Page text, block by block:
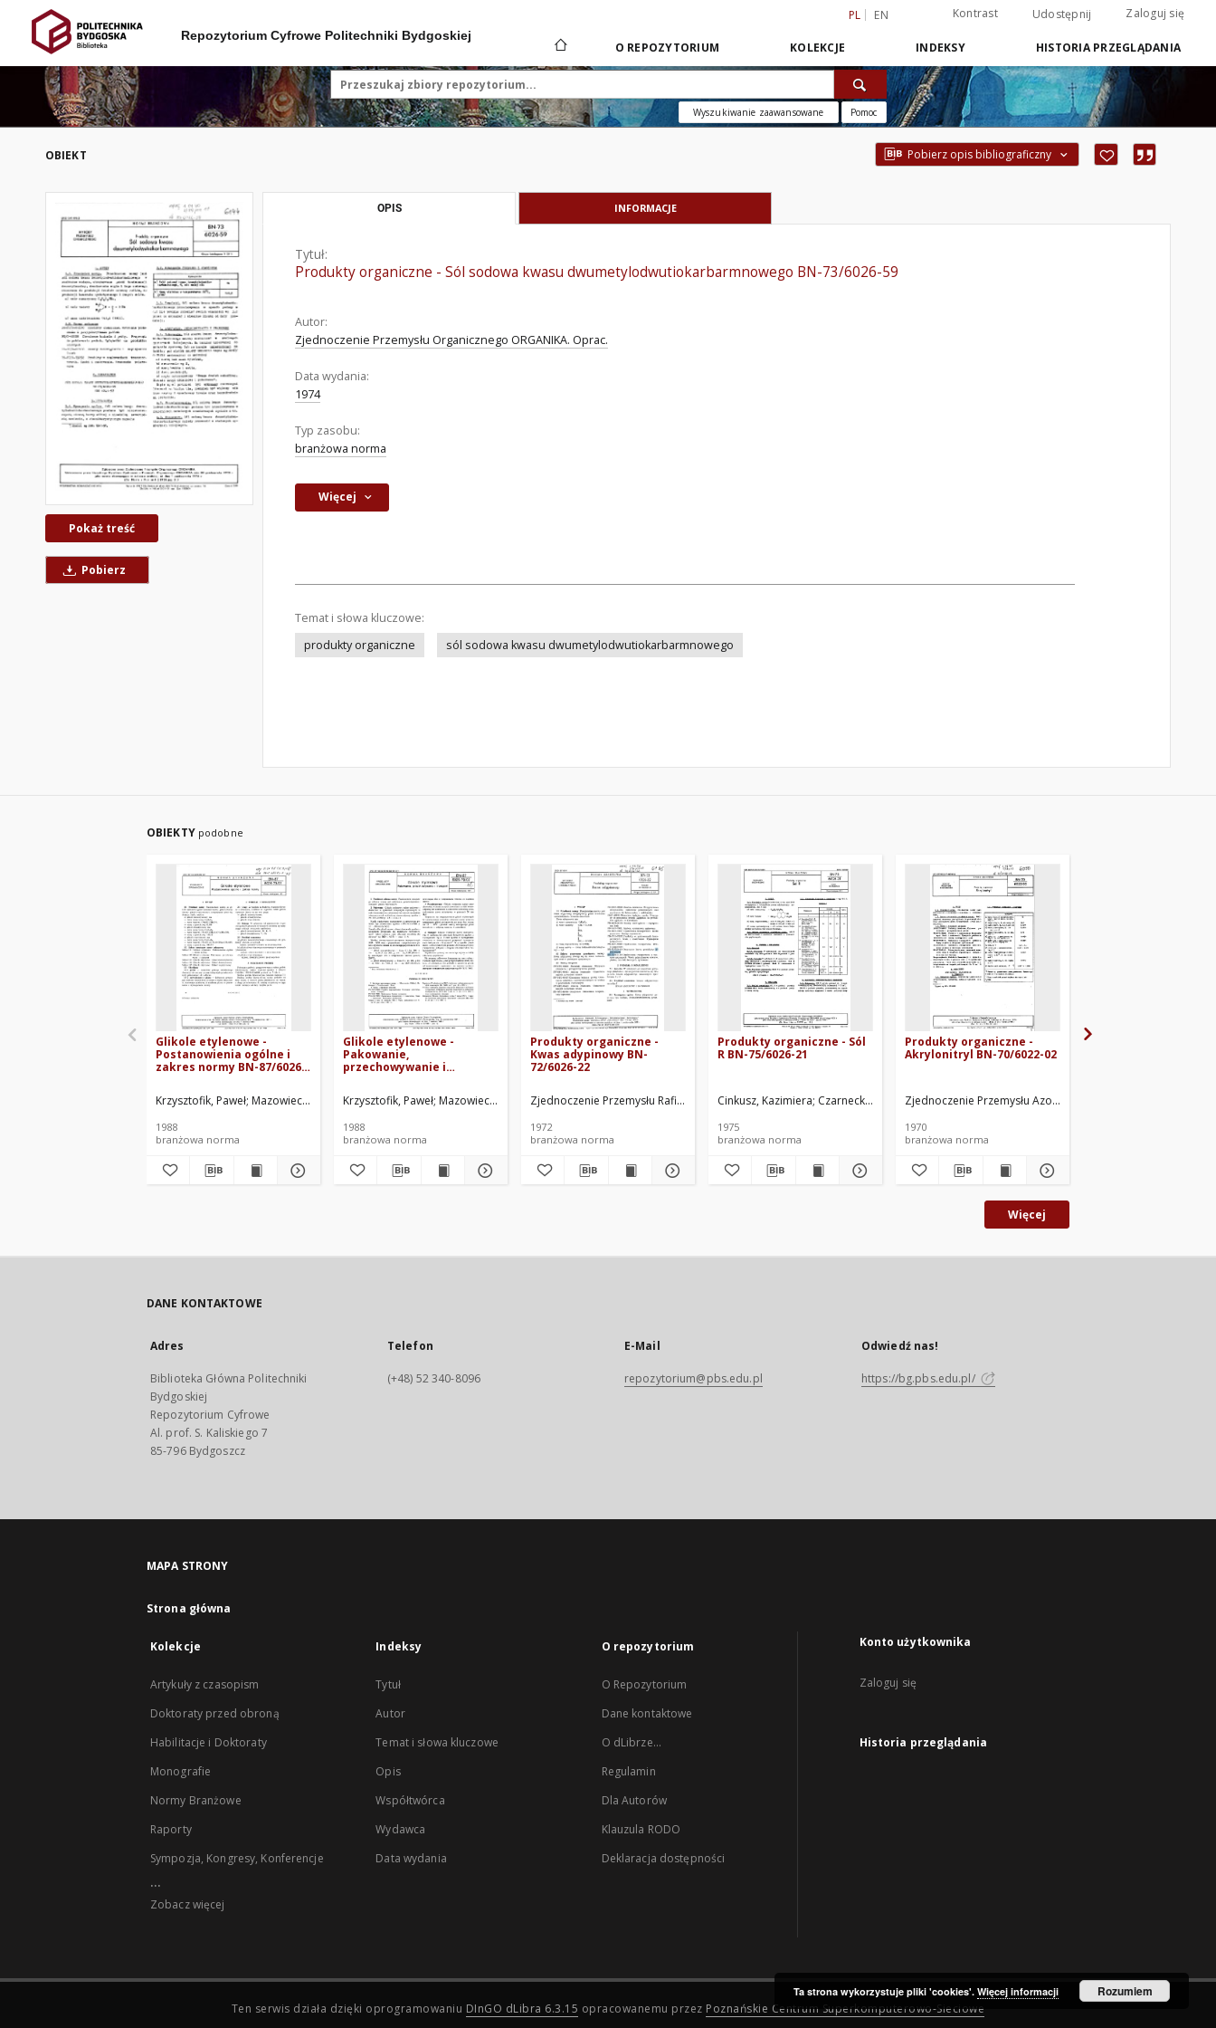
PL EN Kontrast Udostępnij Zaloguj się
Repozytorium Cyfrowe Politechniki Bydgoskiej
O REPOZYTORIUM KOLEKCJE INDEKSY HISTORIA PRZEGLĄDANIA
Wyszukiwanie zaawansowane Pomoc
OBIEKT Pobierz opis bibliograficzny
Pokaż treść
Pobierz
OPIS INFORMACJE
Tytuł:
Produkty organiczne - Sól sodowa kwasu dwumetylodwutiokarbarmnowego BN-73/6026-59
Autor:
Zjednoczenie Przemysłu Organicznego ORGANIKA. Oprac.
Data wydania:
1974
Typ zasobu:
branżowa norma
Więcej
Temat i słowa kluczowe:
produkty organiczne
sól sodowa kwasu dwumetylodwutiokarbarmnowego
OBIEKTY podobne
Glikole etylenowe -
Postanowienia ogólne i
zakres normy BN-87/6026-
Krzysztofik, Paweł Mazowieckie Zakłady Rafineryjne i Petrochemiczne w Płocku. Oprac.
1988
branżowa norma
Glikole etylenowe -
Pakowanie,
przechowywanie i
Krzysztofik, Paweł Mazowieckie Zakłady Rafineryjne i Petrochemiczne w Płocku. Oprac.
1988
branżowa norma
Produkty organiczne -
Kwas adypinowy BN-
72/6026-22
Zjednoczenie Przemysłu Rafineryjnego i Petrochemicznego „Petrochemia”. Oprac.
1972
branżowa norma
Produkty organiczne - Sól
R BN-75/6026-21
Cinkusz, Kazimiera Czarnecka, Danuta Zakłady Przemysłu Barwników BORUTA w Zgierzu. Oprac.
1975
branżowa norma
Produkty organiczne -
Akrylonitryl BN-70/6022-02
Zjednoczenie Przemysłu Azotowego. Oprac.
1970
branżowa norma
Więcej
DANE KONTAKTOWE
Adres
Biblioteka Główna Politechniki
Bydgoskiej
Repozytorium Cyfrowe
Al. prof. S. Kaliskiego 7
85-796 Bydgoszcz
Telefon
(+48) 52 340-8096
E-Mail
repozytorium@pbs.edu.pl
Odwiedź nas!
https://bg.pbs.edu.pl/
MAPA STRONY
Strona główna
Kolekcje
Artykuły z czasopism
Doktoraty przed obroną
Habilitacje i Doktoraty
Monografie
Normy Branżowe
Raporty
Sympozja, Kongresy, Konferencje
...
Zobacz więcej
Indeksy
Tytuł
Autor
Temat i słowa kluczowe
Opis
Współtwórca
Wydawca
Data wydania
O repozytorium
O Repozytorium
Dane kontaktowe
O dLibrze...
Regulamin
Dla Autorów
Klauzula RODO
Deklaracja dostępności
Konto użytkownika
Zaloguj się
Historia przeglądania
Ten serwis działa dzięki oprogramowaniu DInGO dLibra 6.3.15 opracowanemu przez Poznańskie Centrum Superkomputerowo-Sieciowe
Ta strona wykorzystuje pliki 'cookies'. Więcej informacji Rozumiem